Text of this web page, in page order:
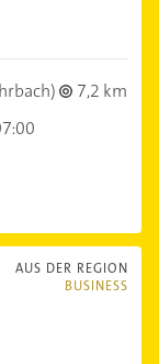
7,2 km
AUS DER REGION
BUSINESS